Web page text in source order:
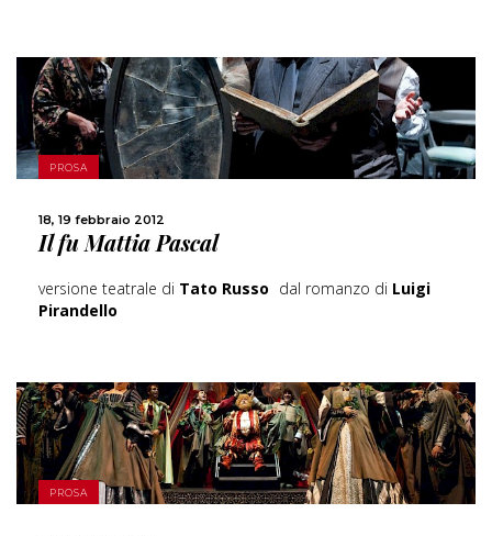
PROSA
18, 19 febbraio 2012
Il fu Mattia Pascal
versione teatrale di Tato Russo dal romanzo di Luigi
Pirandello
SCOPRI DI PIÙ
PROSA
SCOPRI DI PIÙ